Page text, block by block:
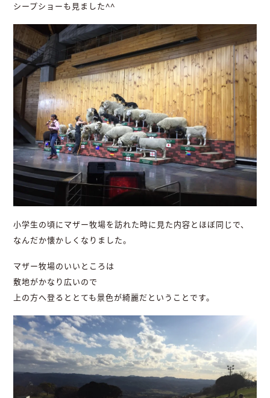
シープショーも見ました^^
小学生の頃にマザー牧場を訪れた時に見た内容とほぼ同じで、
なんだか懐かしくなりました。
マザー牧場のいいところは
敷地がかなり広いので
上の方へ登るととても景色が綺麗だということです。